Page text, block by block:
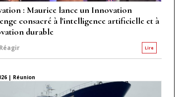
: Maurice lance un Innovation
consacré à l'intelligence artificielle et à
durable
Lire
Réagir
| Réunion